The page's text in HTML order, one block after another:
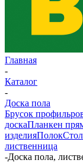
Главная
-
Каталог
-
Доска пола
Брусок
доскаПланкен
изделияПолок
лиственница
-Доска пола,